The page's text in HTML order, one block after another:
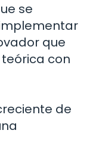
se
que
con
de